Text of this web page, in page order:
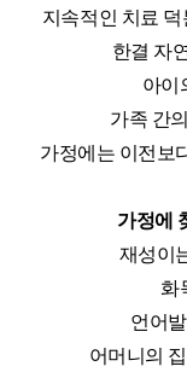
지속적인 치료
한결 자
아이
가족 간
가정에는 이전보
가정에
재성이
화
언어
어머니의